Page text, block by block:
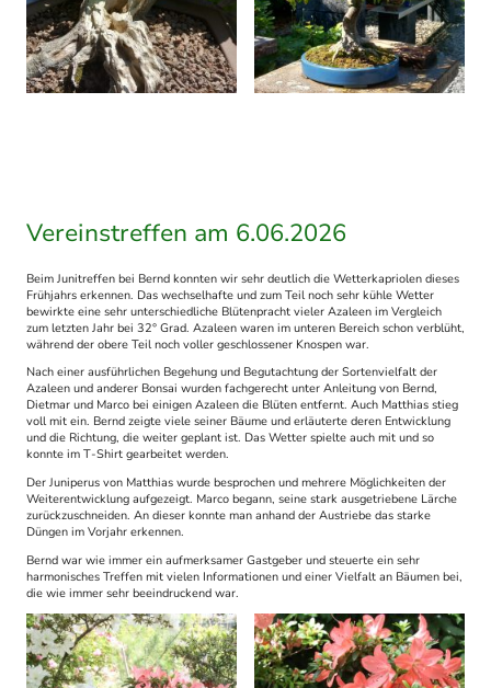
Vereinstreffen am 6.06.2026
Beim Junitreffen bei Bernd konnten wir sehr deutlich die Wetterkapriolen dieses
Frühjahrs erkennen. Das wechselhafte und zum Teil noch sehr kühle Wetter
bewirkte eine sehr unterschiedliche Blütenpracht vieler Azaleen im Vergleich
zum letzten Jahr bei 32° Grad. Azaleen waren im unteren Bereich schon verblüht,
während der obere Teil noch voller geschlossener Knospen war.
Nach einer ausführlichen Begehung und Begutachtung der Sortenvielfalt der
Azaleen und anderer Bonsai wurden fachgerecht unter Anleitung von Bernd,
Dietmar und Marco bei einigen Azaleen die Blüten entfernt. Auch Matthias stieg
voll mit ein. Bernd zeigte viele seiner Bäume und erläuterte deren Entwicklung
und die Richtung, die weiter geplant ist. Das Wetter spielte auch mit und so
konnte im T-Shirt gearbeitet werden.
Der Juniperus von Matthias wurde besprochen und mehrere Möglichkeiten der
Weiterentwicklung aufgezeigt. Marco begann, seine stark ausgetriebene Lärche
zurückzuschneiden. An dieser konnte man anhand der Austriebe das starke
Düngen im Vorjahr erkennen.
Bernd war wie immer ein aufmerksamer Gastgeber und steuerte ein sehr
harmonisches Treffen mit vielen Informationen und einer Vielfalt an Bäumen bei,
die wie immer sehr beeindruckend war.